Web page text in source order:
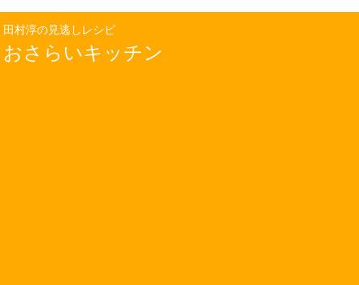
田村淳の見逃しレシピ
おさらいキッチン